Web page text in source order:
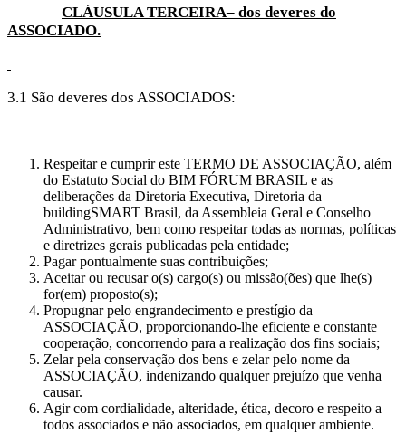
CLÁUSULA TERCEIRA– dos deveres do
ASSOCIADO.
3.1 São deveres dos ASSOCIADOS:
Respeitar e cumprir este TERMO DE ASSOCIAÇÃO, além
do Estatuto Social do BIM FÓRUM BRASIL e as
deliberações da Diretoria Executiva, Diretoria da
buildingSMART Brasil, da Assembleia Geral e Conselho
Administrativo, bem como respeitar todas as normas, políticas
e diretrizes gerais publicadas pela entidade;
Pagar pontualmente suas contribuições;
Aceitar ou recusar o(s) cargo(s) ou missão(ões) que lhe(s)
for(em) proposto(s);
Propugnar pelo engrandecimento e prestígio da
ASSOCIAÇÃO, proporcionando-lhe eficiente e constante
cooperação, concorrendo para a realização dos fins sociais;
Zelar pela conservação dos bens e zelar pelo nome da
ASSOCIAÇÃO, indenizando qualquer prejuízo que venha
causar.
Agir com cordialidade, alteridade, ética, decoro e respeito a
todos associados e não associados, em qualquer ambiente.